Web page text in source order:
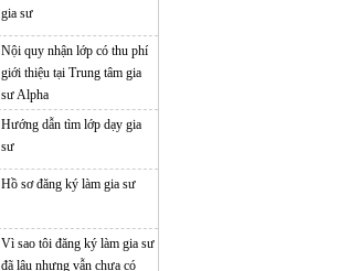
gia sư
Nội quy nhận lớp có thu phí
giới thiệu tại Trung tâm gia
sư Alpha
Hướng dẫn tìm lớp dạy gia
sư
Hồ sơ đăng ký làm gia sư
Vì sao tôi đăng ký làm gia sư
đã lâu nhưng vẫn chưa có